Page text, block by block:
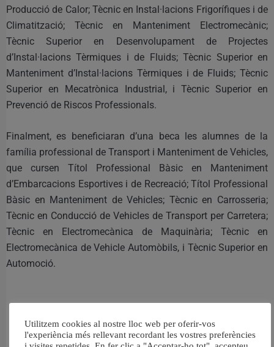
Producció de Calor; Tècnic en Instal·lacions Frigorífiques i de
Climatització; Tècnic en Manteniment Electromecànic;
Tècnic Superior en Desenvolupament de Projectes
d’Instal·lacions Tèrmiques i de Fluids; Tècnic Superior en
Manteniment d’Instal·lacions Tèrmiques i de Fluids; Tècnic
Superior en Mecatrònica Industrial, i Tècnic Superior en
Prevenció de Riscos Professionals.
Finalment, es beneficiaran d’una beca les alumnes de la
família professional de Transport i Manteniment de Vehicles,
que cursen Títol Professional Bàsic en Manteniment
d’Embarcacions Esportives i de Recreació; Títol Professional
Bàsic en Manteniment de Vehicles; Tècnic en Carrosseria;
Tècnic en Conducció de Vehicles de Transport per Carretera;
Tècnic en Electromecànica de Maquinària; Tècnic en
Electromecànica de Vehicle Automòbils, i Tècnic Superior en
Automoció.
RELACIONAT
Utilitzem cookies al nostre lloc web per oferir-vos
l'experiència més rellevant recordant les vostres preferències